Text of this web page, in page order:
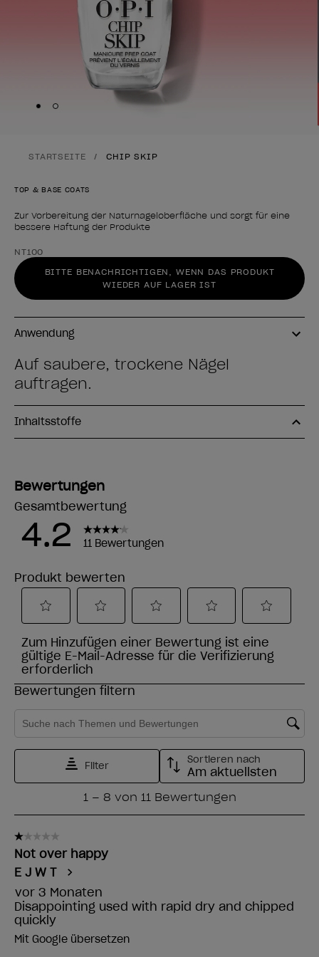
Skip to slide
Skip to slide
STARTSEITE CHIP SKIP
TOP & BASE COATS
Zur Vorbereitung der Naturnageloberfläche und sorgt für eine
bessere Haftung der Produkte
Form des Produkts
NT100
BITTE BENACHRICHTIGEN, WENN DAS PRODUKT
WIEDER AUF LAGER IST
Anwendung
Auf saubere, trockene Nägel
auftragen.
Inhaltsstoffe